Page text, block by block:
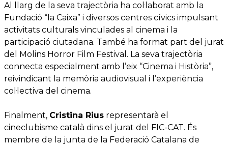
Al llarg de la seva trajectòria ha col·laborat amb la
Fundació “la Caixa” i diversos centres cívics impulsant
activitats culturals vinculades al cinema i la
participació ciutadana. També ha format part del jurat
del Molins Horror Film Festival. La seva trajectòria
connecta especialment amb l’eix “Cinema i Història”,
reivindicant la memòria audiovisual i l’experiència
col·lectiva del cinema.
Finalment, Cristina Rius representarà el
cineclubisme català dins el jurat del FIC-CAT. És
membre de la junta de la Federació Catalana de